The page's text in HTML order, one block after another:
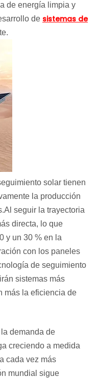
de energía limpia y
de sistemas de
solar tienen
la producción
seguir la trayectoria
directa, lo que
y un 30 % en la
con los paneles
de seguimiento
sistemas más
más la eficiencia de
demanda de
creciendo a medida
cada vez más
mundial sigue